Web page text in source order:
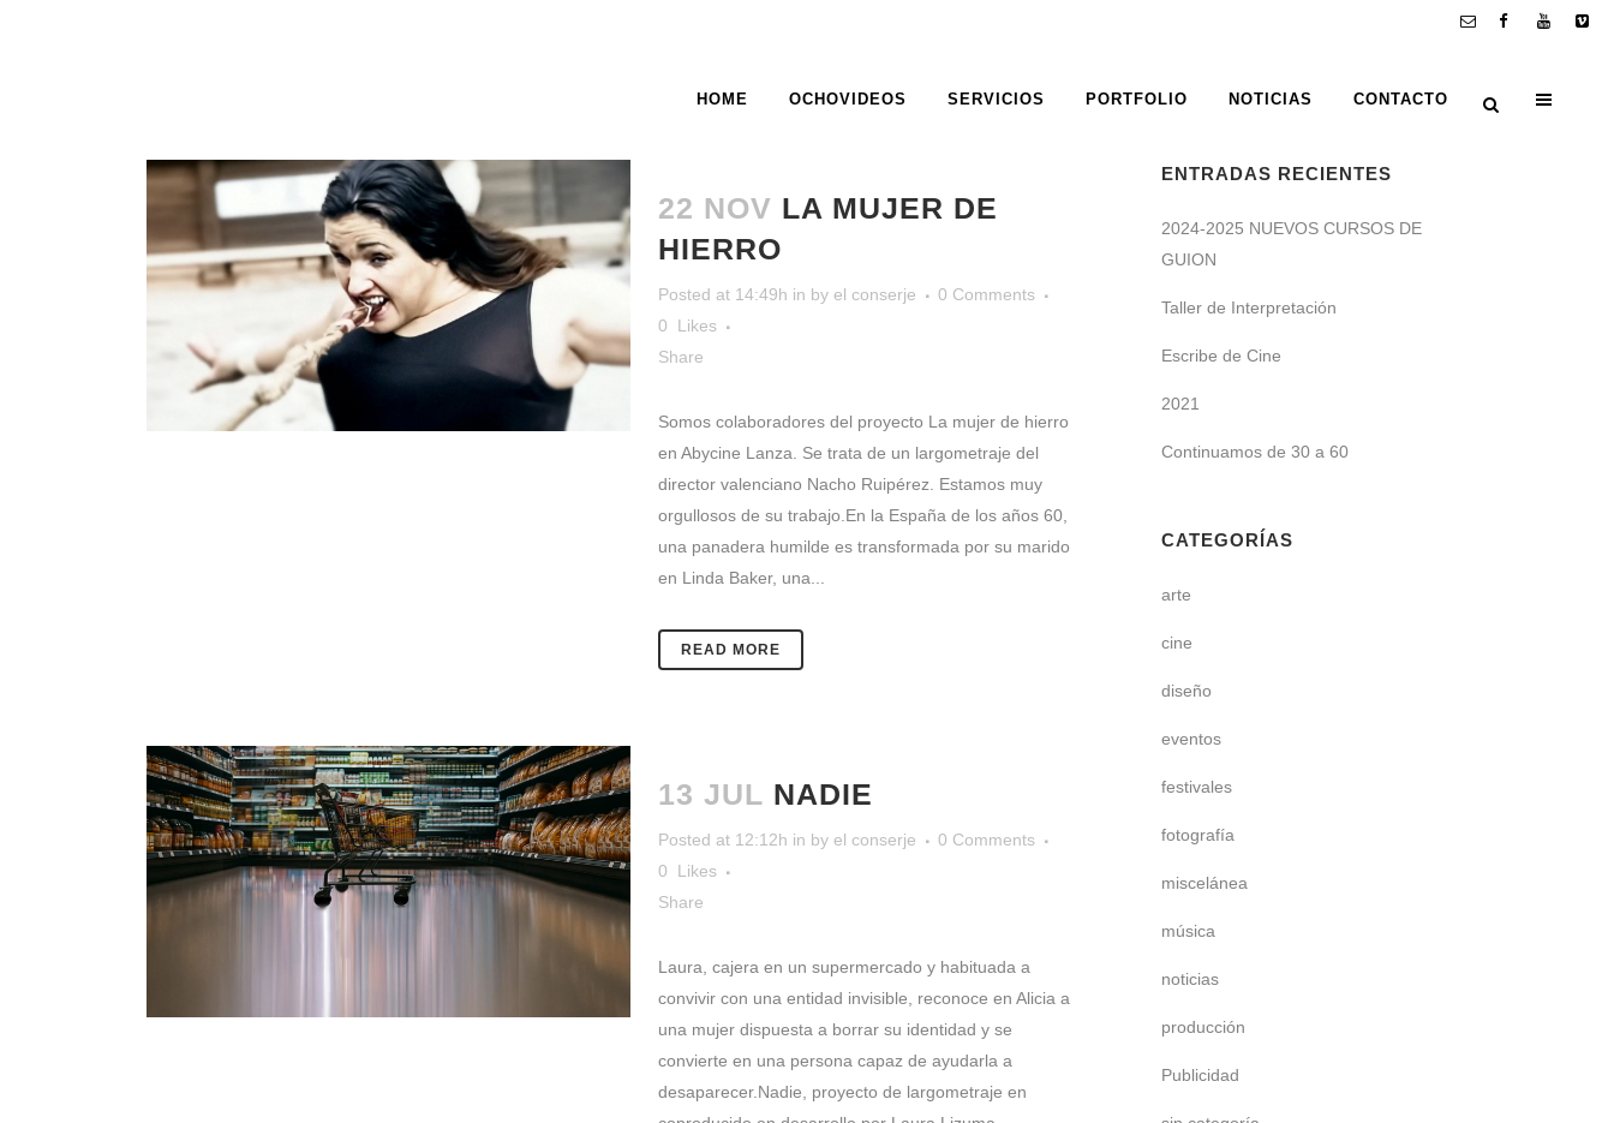
HOME OCHOVIDEOS SERVICIOS PORTFOLIO NOTICIAS CONTACTO
ARCHIVE
22 NOV LA MUJER DE
HIERRO
Posted at 14:49h in by el conserje
0 Comments
0
Likes
Share
Somos colaboradores del proyecto La mujer de hierro
en Abycine Lanza. Se trata de un largometraje del
director valenciano Nacho Ruipérez. Estamos muy
orgullosos de su trabajo.En la España de los años 60,
una panadera humilde es transformada por su marido
en Linda Baker, una...
READ MORE
13 JUL NADIE
Posted at 12:12h in by el conserje
0 Comments
0
Likes
Share
Laura, cajera en un supermercado y habituada a
convivir con una entidad invisible, reconoce en Alicia a
una mujer dispuesta a borrar su identidad y se
convierte en una persona capaz de ayudarla a
desaparecer.Nadie, proyecto de largometraje en
ENTRADAS RECIENTES
2024-2025 NUEVOS CURSOS DE
GUION
Taller de Interpretación
Escribe de Cine
2021
Continuamos de 30 a 60
CATEGORÍAS
arte
cine
diseño
eventos
festivales
fotografía
miscelánea
música
noticias
producción
Publicidad